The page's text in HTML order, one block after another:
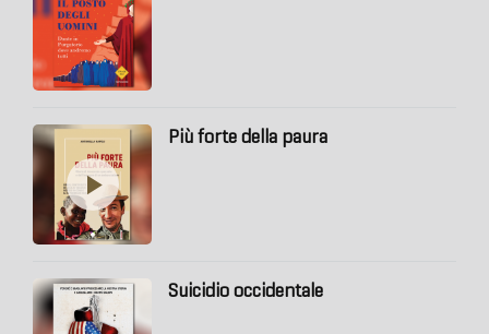
Più forte della paura
Suicidio occidentale